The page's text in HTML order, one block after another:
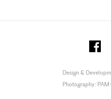
Design &
Photography: